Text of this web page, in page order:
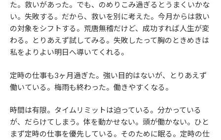
た。救いがあった。でも、のめりこみ過ぎるとうまくいかな
い。失敗する。だから、救いを別に考えた。今月からは救い
の対象をシフトする。荒唐無稽だけど、成功すれば人生が変
わる。とりあえず試してみる。失敗したって胸のときめきは
私をよりよい明日へ導いてくれる。
定時の仕事も3ヶ月過ぎた。強い目的はないが、とりあえず
働いている。梅雨も終わった。働きやすくなる。
時間は有限。タイムリミットは迫っている。分かっている
が、だらけてしまう。体を動かせない。頭が働かない。ひと
まず定時の仕事を優先している。そのために眠る。定時の仕